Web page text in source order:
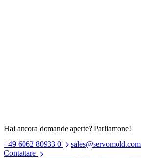
Hai ancora domande aperte? Parliamone!
+49 6062 80933 0
sales@servomold.com
Contattare